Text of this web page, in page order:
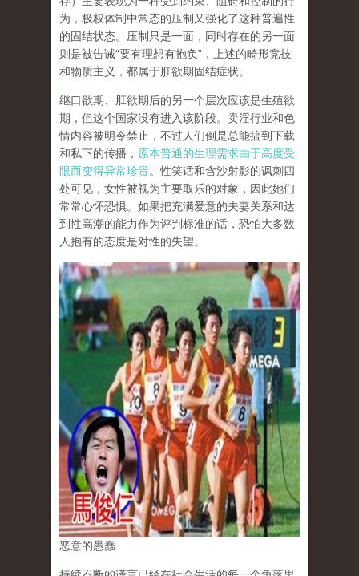
为，极权体制中常态的压制又强化了这种普遍性
的固结状态。压制只是一面，同时存在的另一面
则是被告诫“要有理想有抱负” ，上述的畸形竞技
和物质主义，都属于肛欲期固结症状。
继口欲期、肛欲期后的另一个层次应该是生殖欲
期 ，但这个国家没有进入该阶段。卖淫行业和色
情内容被明令禁止，不过人们倒是总能搞到下载
和私下的传播， 原本普通的生理需求由于高度受
限而变得异常珍贵。性笑话和含沙射影的讽刺四
处可见，女性被视为主要取乐的对象，因此她们
常常心怀恐惧。如果把充满爱意的夫妻关系和达
到性高潮的能力作为评判标准的话，恐怕大多数
人抱有的态度是对性的失望。
恶意的愚蠢